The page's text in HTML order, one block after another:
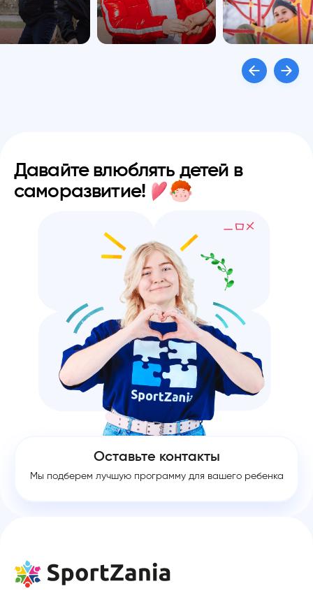
Давайте влюблять детей в
саморазвитие!
Оставьте контакты
Мы подберем лучшую программу для вашего ребенка